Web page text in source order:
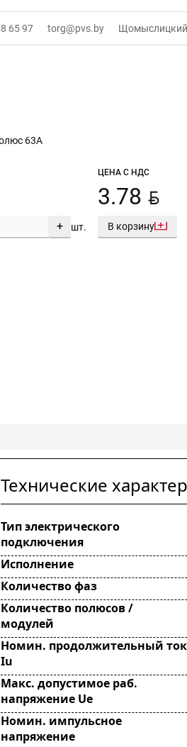
65 97 torg@pvs.by Щомыслицкий
63А
+ шт.
ЦЕНА С НДС
3.78 BYN
В корзину
Технические
Тип электрического
подключения
Исполнение
Количество фаз
Количество полюсов /
модулей
Номин. продолжительный ток
Iu
Макс. допустимое раб.
напряжение Ue
Номин. импульсное
напряжение